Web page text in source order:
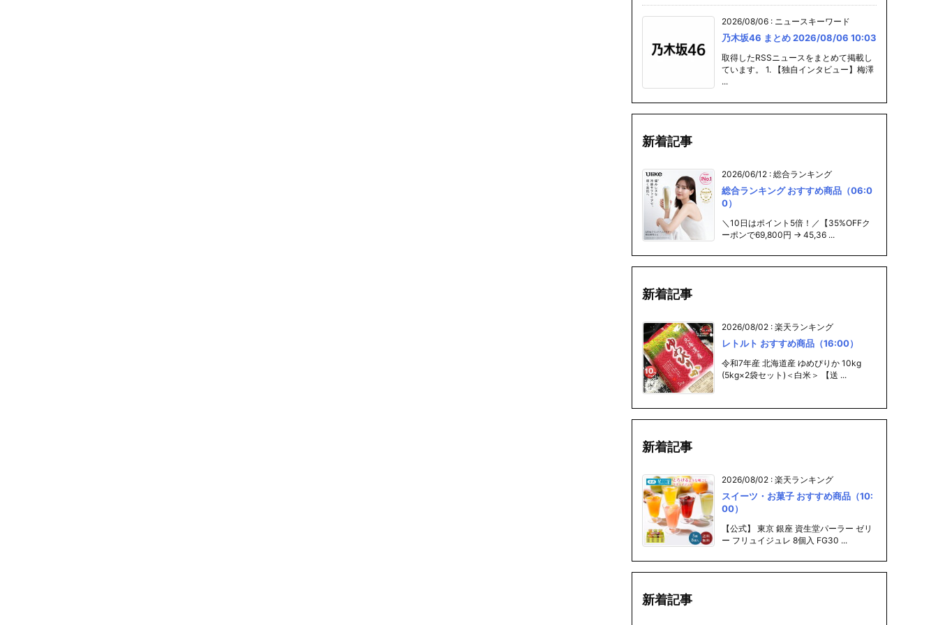
2026/08/06 : ニュースキーワード
乃木坂46 まとめ 2026/08/06 10:03
取得したRSSニュースをまとめて掲載し
ています。 1. 【独自インタビュー】梅澤
...
新着記事
2026/06/12 : 総合ランキング
総合ランキング おすすめ商品（06:0
0）
＼10日はポイント5倍！／【35%OFFク
ーポンで69,800円 → 45,36 ...
新着記事
2026/08/02 : 楽天ランキング
レトルト おすすめ商品（16:00）
令和7年産 北海道産 ゆめぴりか 10kg
(5kg×2袋セット)＜白米＞ 【送 ...
新着記事
2026/08/02 : 楽天ランキング
スイーツ・お菓子 おすすめ商品（10:
00）
【公式】 東京 銀座 資生堂パーラー ゼリ
ー フリュイジュレ 8個入 FG30 ...
新着記事